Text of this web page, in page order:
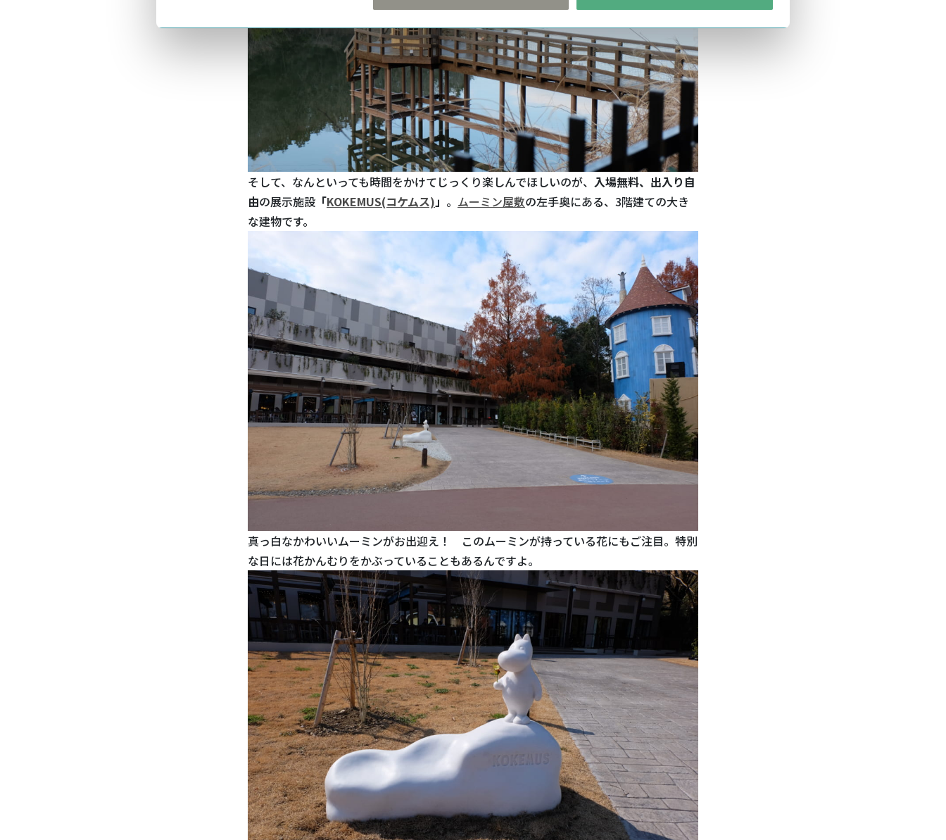
そして、なんといっても時間をかけてじっくり楽しんでほしいのが、 入場無料、出入り自
由の展示施設 「KOKEMUS(コケムス) 」 。 ムーミン屋敷の左手奥にある、3階建ての大き
な建物です。
真っ白なかわいいムーミンがお出迎え！ このムーミンが持っている花にもご注目。特別
な日には花かんむりをかぶっていることもあるんですよ。